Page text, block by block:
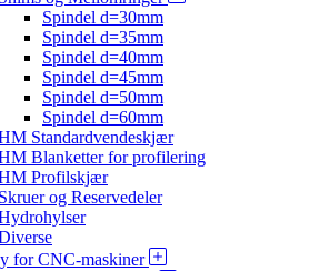
Spindel d=30mm
Spindel d=35mm
Spindel d=40mm
Spindel d=45mm
Spindel d=50mm
Spindel d=60mm
Standardvendeskjær
Blanketter for profilering
Profilskjær
Skruer og Reservedeler
for CNC-maskiner